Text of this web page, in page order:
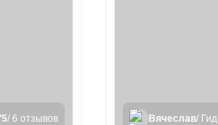
5/ 6 отзывов Вячеслав/ Гид